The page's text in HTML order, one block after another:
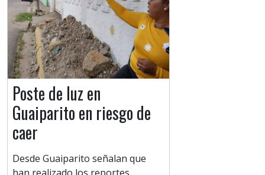
Poste de luz en
Guaiparito en riesgo de
caer
Desde Guaiparito señalan que